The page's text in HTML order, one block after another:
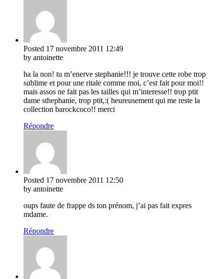
Posted 17 novembre 2011 12:49
by antoinette
ha la non! tu m’enerve stephanie!!! je trouve cette robe trop
sublime et pour une ritale comme moi, c’est fait pour moi!!
mais assos ne fait pas les tailles qui m’interesse!! trop ptit
dame sthephanie, trop ptit,:( heureusement qui me reste la
collection barockcoco!! merci
Répondre
Posted 17 novembre 2011 12:50
by antoinette
oups faute de frappe ds ton prénom, j’ai pas fait expres
mdame.
Répondre